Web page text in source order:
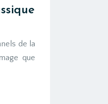
de la
que